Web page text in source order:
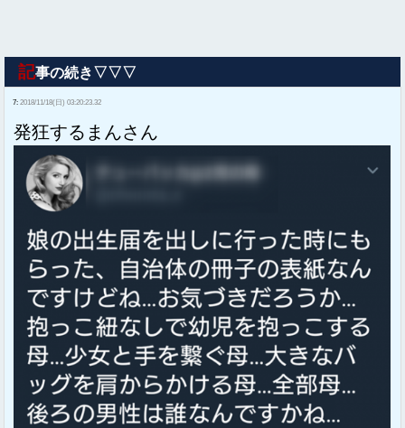
記事の続き▽▽▽
7: 2018/11/18(日) 03:20:23.32
発狂するまんさん